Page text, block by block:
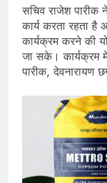
सचिव राजेश पारीक
कार्य करता रहता है
कार्यक्रम करने की
जा सके। कार्यक्रम मे
पारीक, देवनारायण